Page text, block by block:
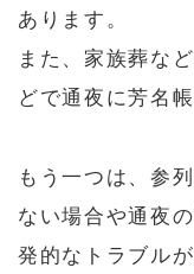
あります。
また、家族葬な
どで通夜に芳名
もう一つは、参
ない場合や通夜
発的なトラブル